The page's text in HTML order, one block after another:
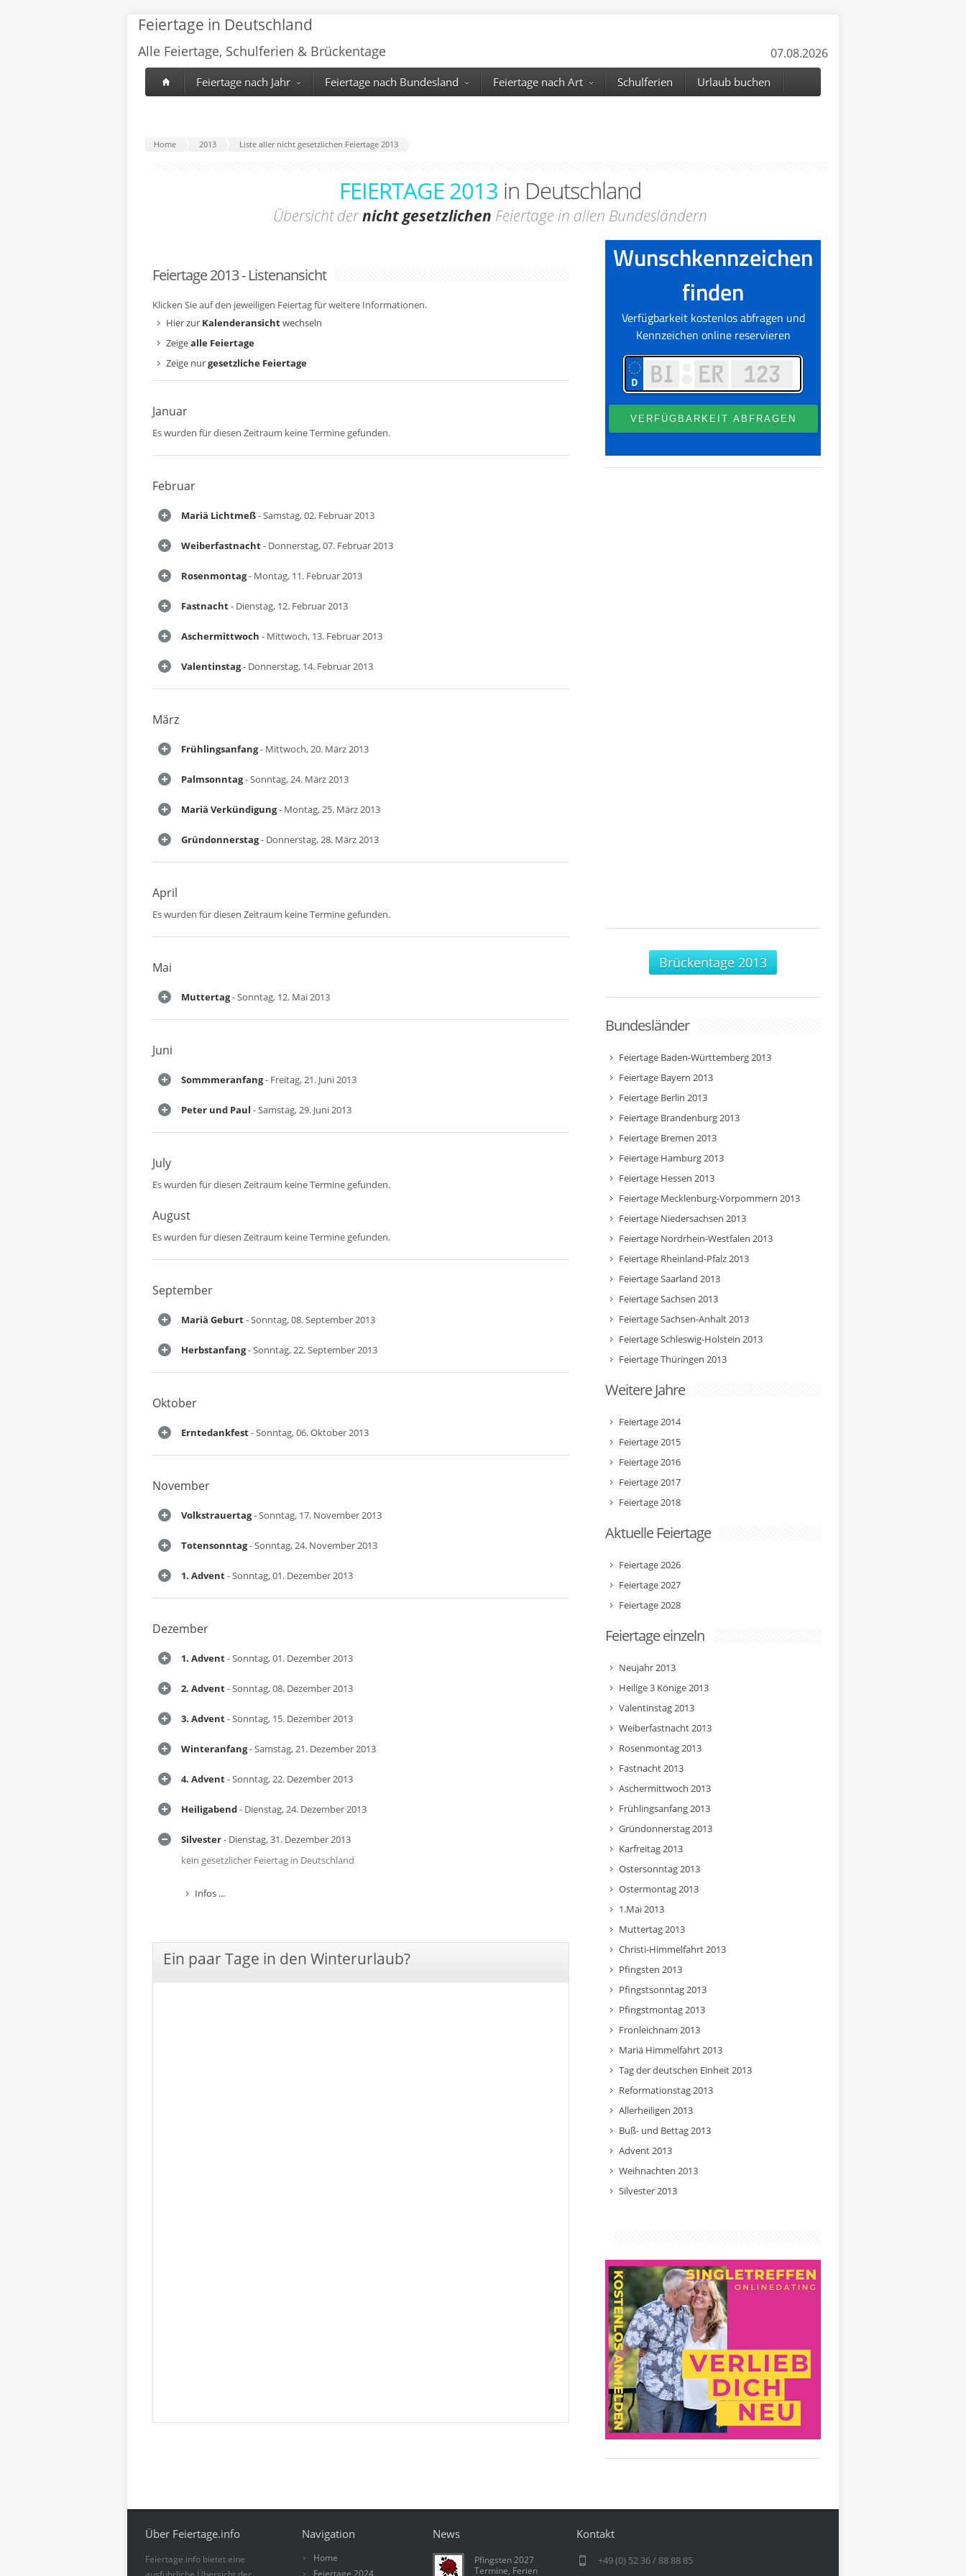
Feiertage in Deutschland
Alle Feiertage, Schulferien & Brückentage 07.08.2026
Feiertage nach Jahr Feiertage nach Bundesland Feiertage nach Art Schulferien Urlaub buchen
Home 2013 Liste aller nicht gesetzlichen Feiertage 2013
FEIERTAGE 2013 in Deutschland
Übersicht dernicht gesetzlichen Feiertage in allen Bundesländern
Feiertage 2013 - Listenansicht
Klicken Sie auf den jeweiligen Feiertag für weitere Informationen.
Hier zur Kalenderansichtwechseln
Zeigealle Feiertage
Zeige nurgesetzliche Feiertage
Januar
Es wurden für diesen Zeitraum keine Termine gefunden.
Februar
Mariä Lichtmeß- Samstag, 02. Februar 2013
Weiberfastnacht- Donnerstag, 07. Februar 2013
Rosenmontag- Montag, 11. Februar 2013
Fastnacht- Dienstag, 12. Februar 2013
Aschermittwoch - Mittwoch, 13. Februar 2013
Valentinstag- Donnerstag, 14. Februar 2013
März
Frühlingsanfang- Mittwoch, 20. März 2013
Palmsonntag- Sonntag, 24. März 2013
Mariä Verkündigung- Montag, 25. März 2013
Gründonnerstag- Donnerstag, 28. März 2013
April
Es wurden für diesen Zeitraum keine Termine gefunden.
Mai
Muttertag- Sonntag, 12. Mai 2013
Juni
Sommmeranfang- Freitag, 21. Juni 2013
Peter und Paul - Samstag, 29. Juni 2013
July
Es wurden für diesen Zeitraum keine Termine gefunden.
August
Es wurden für diesen Zeitraum keine Termine gefunden.
September
Mariä Geburt- Sonntag, 08. September 2013
Herbstanfang- Sonntag, 22. September 2013
Oktober
Erntedankfest- Sonntag, 06. Oktober 2013
November
Volkstrauertag- Sonntag, 17. November 2013
Totensonntag- Sonntag, 24. November 2013
1. Advent- Sonntag, 01. Dezember 2013
Dezember
1. Advent- Sonntag, 01. Dezember 2013
2. Advent- Sonntag, 08. Dezember 2013
3. Advent- Sonntag, 15. Dezember 2013
Winteranfang- Samstag, 21. Dezember 2013
4. Advent- Sonntag, 22. Dezember 2013
Heiligabend- Dienstag, 24. Dezember 2013
Silvester- Dienstag, 31. Dezember 2013
kein gesetzlicher Feiertag in Deutschland
Infos ...
Ein paar Tage in den Winterurlaub?
Brückentage 2013
Bundesländer
Feiertage Baden-Württemberg 2013
Feiertage Bayern 2013
Feiertage Berlin 2013
Feiertage Brandenburg 2013
Feiertage Bremen 2013
Feiertage Hamburg 2013
Feiertage Hessen 2013
Feiertage Mecklenburg-Vorpommern 2013
Feiertage Niedersachsen 2013
Feiertage Nordrhein-Westfalen 2013
Feiertage Rheinland-Pfalz 2013
Feiertage Saarland 2013
Feiertage Sachsen 2013
Feiertage Sachsen-Anhalt 2013
Feiertage Schleswig-Holstein 2013
Feiertage Thüringen 2013
Weitere Jahre
Feiertage 2014
Feiertage 2015
Feiertage 2016
Feiertage 2017
Feiertage 2018
Aktuelle Feiertage
Feiertage 2026
Feiertage 2027
Feiertage 2028
Feiertage einzeln
Neujahr 2013
Heilige 3 Könige 2013
Valentinstag 2013
Weiberfastnacht 2013
Rosenmontag 2013
Fastnacht 2013
Aschermittwoch 2013
Frühlingsanfang 2013
Gründonnerstag 2013
Karfreitag 2013
Ostersonntag 2013
Ostermontag 2013
1.Mai 2013
Muttertag 2013
Christi-Himmelfahrt 2013
Pfingsten 2013
Pfingstsonntag 2013
Pfingstmontag 2013
Fronleichnam 2013
Mariä Himmelfahrt 2013
Tag der deutschen Einheit 2013
Reformationstag 2013
Allerheiligen 2013
Buß- und Bettag 2013
Advent 2013
Weihnachten 2013
Silvester 2013
Über Feiertage.info
Feiertage.info bietet eine
Navigation
Home
Feiertage 2024
News
Pfingsten 2027
Termine, Ferien
Kontakt
+49 (0) 52 36 / 88 88 85